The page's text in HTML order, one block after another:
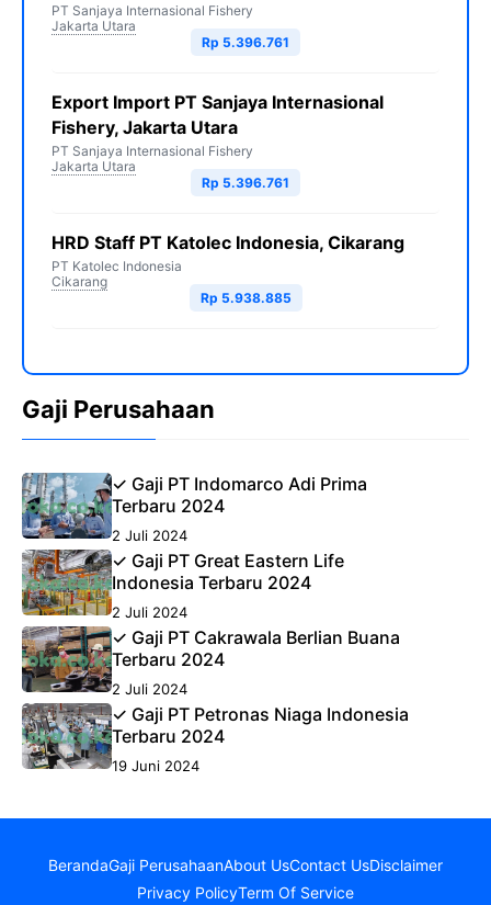
PT Sanjaya Internasional Fishery
Jakarta Utara
Rp 5.396.761
Export Import PT Sanjaya Internasional
Fishery, Jakarta Utara
PT Sanjaya Internasional Fishery
Jakarta Utara
Rp 5.396.761
HRD Staff PT Katolec Indonesia, Cikarang
PT Katolec Indonesia
Cikarang
Rp 5.938.885
Gaji Perusahaan
✓ Gaji PT Indomarco Adi Prima
Terbaru 2024
2 Juli 2024
✓ Gaji PT Great Eastern Life
Indonesia Terbaru 2024
2 Juli 2024
✓ Gaji PT Cakrawala Berlian Buana
Terbaru 2024
2 Juli 2024
✓ Gaji PT Petronas Niaga Indonesia
Terbaru 2024
19 Juni 2024
BerandaGaji PerusahaanAbout UsContact UsDisclaimer
Privacy PolicyTerm Of Service